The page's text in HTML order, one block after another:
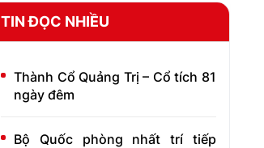
TIN ĐỌC NHIỀU
Thành Cổ Quảng Trị – Cổ tích 81
ngày đêm
Bộ Quốc phòng nhất trí tiếp